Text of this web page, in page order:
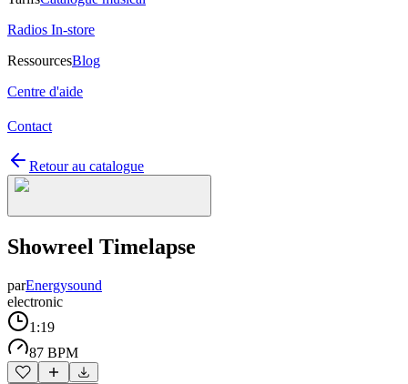
Radios In-store
RessourcesBlog
Centre d'aide
Contact
Retour au catalogue
Showreel Timelapse
parEnergysound
electronic
1:19
87 BPM